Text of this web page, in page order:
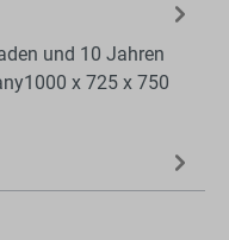
und 10 Jahren
x 725 x 750